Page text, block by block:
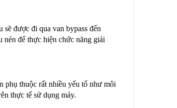
được đi qua van bypass đến
nén để thực hiện chức năng giải
phụ thuộc rất nhiều yếu tố như môi
thực tế sử dụng máy.